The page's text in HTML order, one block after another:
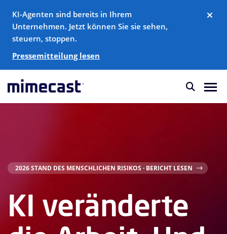
KI-Agenten sind bereits in Ihrem
Unternehmen. Jetzt können Sie sie sehen,
steuern, stoppen.
Pressemitteilung lesen
2026 STAND DES MENSCHLICHEN RISIKOS · BERICHT LESEN
KI veränderte